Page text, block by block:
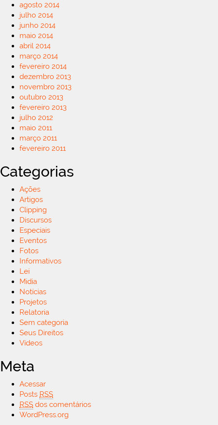
agosto 2014
julho 2014
junho 2014
maio 2014
abril 2014
março 2014
fevereiro 2014
dezembro 2013
novembro 2013
outubro 2013
fevereiro 2013
julho 2012
maio 2011
março 2011
fevereiro 2011
Categorias
Ações
Artigos
Clipping
Discursos
Especiais
Eventos
Fotos
Informativos
Lei
Midia
Notícias
Projetos
Relatoria
Sem categoria
Seus Direitos
Vídeos
Meta
Acessar
Posts RSS
RSS dos comentários
WordPress.org